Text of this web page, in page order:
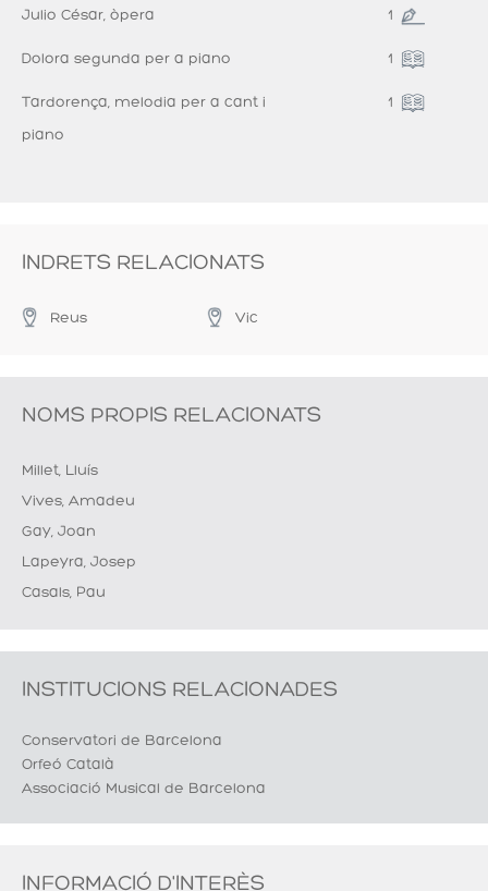
Julio César, òpera 1
Dolora segunda per a piano 1
Tardorença, melodia per a cant i
piano
1
INDRETS RELACIONATS
Reus Vic
NOMS PROPIS RELACIONATS
Millet, Lluís
Vives, Amadeu
Gay, Joan
Lapeyra, Josep
Casals, Pau
INSTITUCIONS RELACIONADES
Conservatori de Barcelona
Orfeó Català
Associació Musical de Barcelona
INFORMACIÓ D'INTERÈS